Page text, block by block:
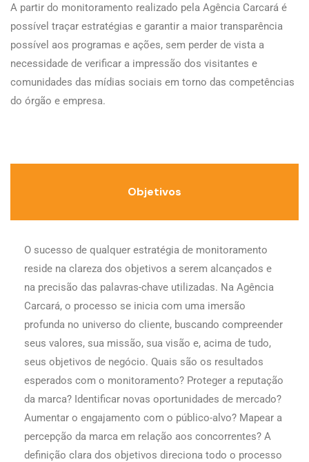
A partir do monitoramento realizado pela Agência Carcará é
possível traçar estratégias e garantir a maior transparência
possível aos programas e ações, sem perder de vista a
necessidade de verificar a impressão dos visitantes e
comunidades das mídias sociais em torno das competências
do órgão e empresa.
Objetivos
O sucesso de qualquer estratégia de monitoramento
reside na clareza dos objetivos a serem alcançados e
na precisão das palavras-chave utilizadas. Na Agência
Carcará, o processo se inicia com uma imersão
profunda no universo do cliente, buscando compreender
seus valores, sua missão, sua visão e, acima de tudo,
seus objetivos de negócio. Quais são os resultados
esperados com o monitoramento? Proteger a reputação
da marca? Identificar novas oportunidades de mercado?
Aumentar o engajamento com o público-alvo? Mapear a
percepção da marca em relação aos concorrentes? A
definição clara dos objetivos direciona todo o processo